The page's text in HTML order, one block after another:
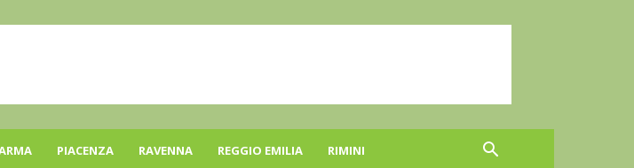
PIACENZA RAVENNA REGGIO EMILIA RIMINI